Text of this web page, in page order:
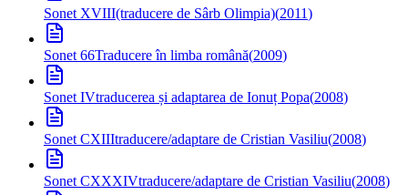
Sonet XVIII(traducere de Sârb Olimpia)(2011)
Sonet 66Traducere în limba română(2009)
Sonet IVtraducerea și adaptarea de Ionuț Popa(2008)
Sonet CXIIItraducere/adaptare de Cristian Vasiliu(2008)
Sonet CXXXIVtraducere/adaptare de Cristian Vasiliu(2008)